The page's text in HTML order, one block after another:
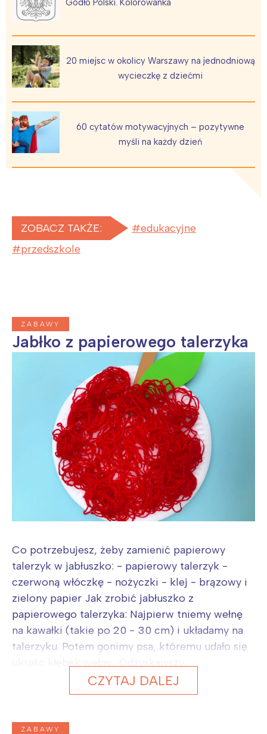
Godło Polski. Kolorowanka
20 miejsc w okolicy Warszawy na jednodniową
wycieczkę z dziećmi
60 cytatów motywacyjnych – pozytywne
myśli na każdy dzień
ZOBACZ TAKŻE:
edukacyjne
przedszkole
ZABAWY
Jabłko z papierowego talerzyka
Co potrzebujesz, żeby zamienić papierowy
talerzyk w jabłuszko: - papierowy talerzyk -
czerwoną włóczkę - nożyczki - klej - brązowy i
zielony papier Jak zrobić jabłuszko z
papierowego talerzyka: Najpierw tniemy wełnę
na kawałki (takie po 20 - 30 cm) i układamy na
talerzyku. Potem gonimy psa, któremu udało się
CZYTAJ DALEJ
ZABAWY